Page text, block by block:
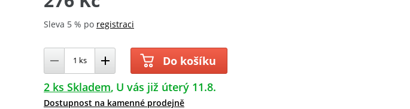
Sleva 5 % po registraci
Do košíku
2 ks Skladem U vás již úterý 11.8.
Dostupnost na kamenné prodejně